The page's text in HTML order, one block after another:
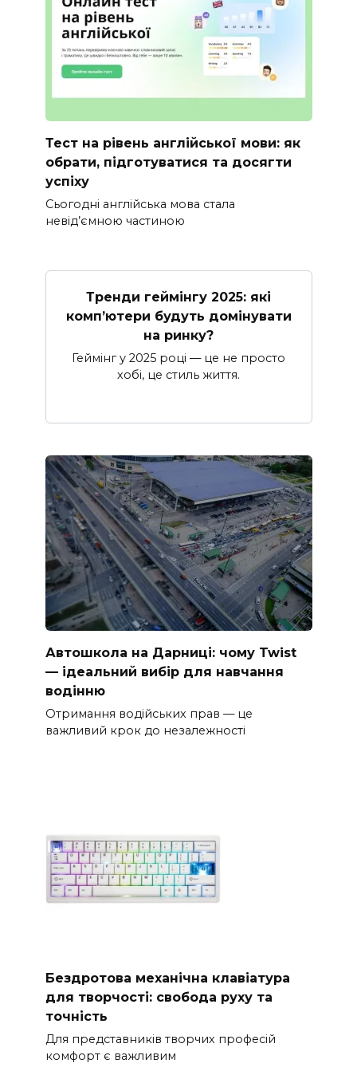
Тест на рівень англійської мови: як
обрати, підготуватися та досягти
успіху
Сьогодні англійська мова стала
невід’ємною частиною
Тренди геймінгу 2025: які
комп’ютери будуть домінувати
на ринку?
Геймінг у 2025 році — це не просто
хобі, це стиль життя.
Автошкола на Дарниці: чому Twist
— ідеальний вибір для навчання
водінню
Отримання водійських прав — це
важливий крок до незалежності
Бездротова механічна клавіатура
для творчості: свобода руху та
точність
Для представників творчих професій
комфорт є важливим